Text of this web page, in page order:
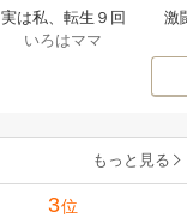
実は私、転生９回
生です マンガ
いろはママ
激
もっと見る
3位